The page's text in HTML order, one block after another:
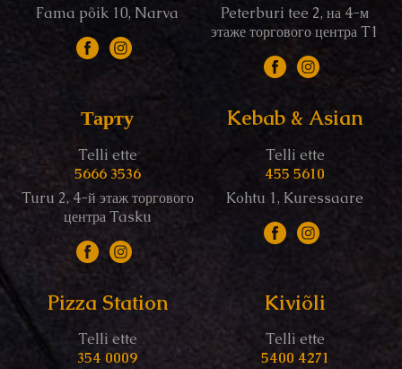
Fama põik 10, Narva
Peterburi tee 2, на 4-м
этаже торгового центра T1
Тарту
Telli ette
5666 3536
Turu 2, 4-й этаж торгового
центра Tasku
Kebab & Asian
Telli ette
455 5610
Kohtu 1, Kuressaare
Pizza Station
Telli ette
354 0009
Kiviõli
Telli ette
5400 4271